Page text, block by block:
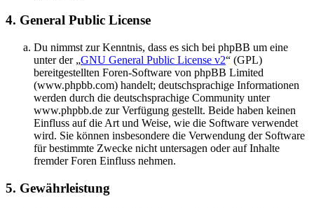
4. General Public License
Du nimmst zur Kenntnis, dass es sich bei phpBB um eine
unter der „GNU General Public License v2“ (GPL)
bereitgestellten Foren-Software von phpBB Limited
(www.phpbb.com) handelt; deutschsprachige Informationen
werden durch die deutschsprachige Community unter
www.phpbb.de zur Verfügung gestellt. Beide haben keinen
Einfluss auf die Art und Weise, wie die Software verwendet
wird. Sie können insbesondere die Verwendung der Software
für bestimmte Zwecke nicht untersagen oder auf Inhalte
fremder Foren Einfluss nehmen.
5. Gewährleistung